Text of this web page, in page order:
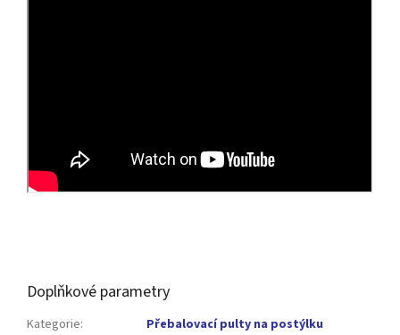
Doplňkové parametry
Kategorie:
Přebalovací pulty na postýlku